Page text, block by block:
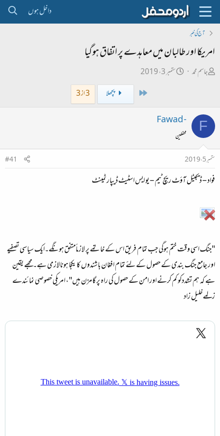
داخل ہوں
آج کی خبر
امریکا اور طالبان میں معاہدے پر اتفاق ہوگیا
ص
ب
ل
ڑ
ی
جاسم محمد
ت
ا
د
ستمبر 3، 2019
First
پچھلا 3 از 3
F
Fawad -
محفلین
ستمبر 5، 2019
#41
فواد – ڈيجيٹل آؤٹ ريچ ٹيم – يو ايس اسٹيٹ ڈيپارٹمينٹ
"جنگ اسی وقت ختم ہوگی جب تمام فریق اس کے خاتمے پر لازماًمتفق ہونگے۔ایک سیاسی تصفیے
اور جامع جنگ بندی کے حصول کے لئے تمام افغان باشندوں کا یکجا ہونالازمی ہے۔ مجھے یقین
ہے کہ ہم تشددکو کم کرنے اور امن کے حصول کی راہ پر گامزن ہیں"، امریکی خصوصی نمائندے
زلمےخلیل زاد